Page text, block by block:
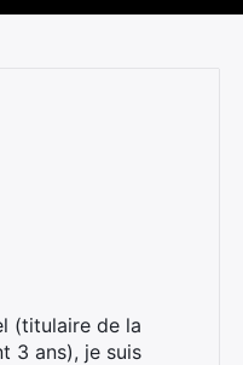
(titulaire de la
3 ans), je suis